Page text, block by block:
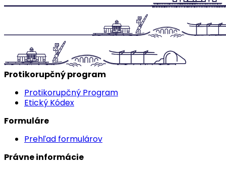
Protikorupčný program
Protikorupčný Program
Etický Kódex
Formuláre
Prehľad formulárov
Právne informácie